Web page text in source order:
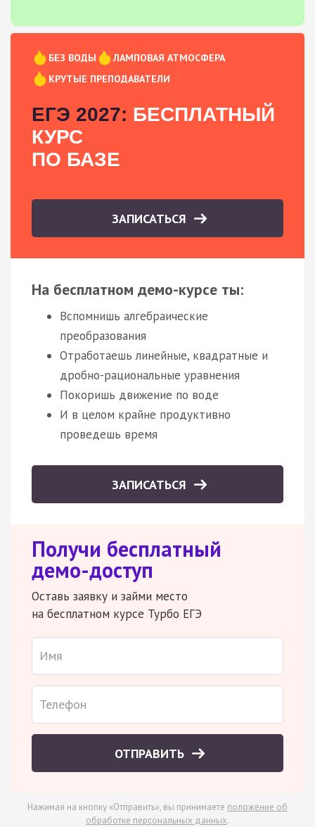
БЕЗ ВОДЫ
ЛАМПОВАЯ АТМОСФЕРА
КРУТЫЕ ПРЕПОДАВАТЕЛИ
ЕГЭ 2027: БЕСПЛАТНЫЙ
КУРС
ПО БАЗЕ
ЗАПИСАТЬСЯ
На бесплатном демо-курсе ты:
Вспомнишь алгебраические
преобразования
Отработаешь линейные, квадратные и
дробно-рациональные уравнения
Покоришь движение по воде
И в целом крайне продуктивно
проведешь время
ЗАПИСАТЬСЯ
Получи бесплатный
демо-доступ
Оставь заявку и займи место
на бесплатном курсе Турбо ЕГЭ
ОТПРАВИТЬ
Нажимая на кнопку «Отправить», вы принимаете положение об
обработке персональных данных.